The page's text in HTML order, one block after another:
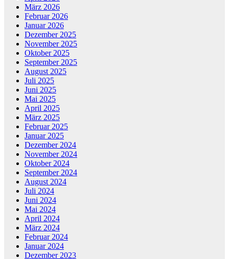
März 2026
Februar 2026
Januar 2026
Dezember 2025
November 2025
Oktober 2025
September 2025
August 2025
Juli 2025
Juni 2025
Mai 2025
April 2025
März 2025
Februar 2025
Januar 2025
Dezember 2024
November 2024
Oktober 2024
September 2024
August 2024
Juli 2024
Juni 2024
Mai 2024
April 2024
März 2024
Februar 2024
Januar 2024
Dezember 2023